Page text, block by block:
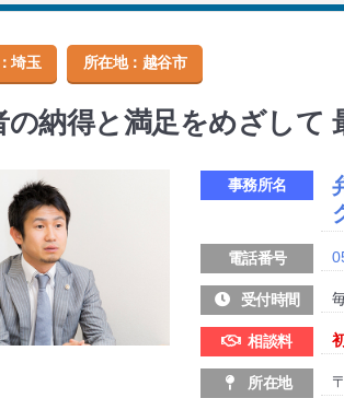
埼玉 所在地： 越谷市
の納得と満足をめざして
事務所名
電話番号
受付時間
相談料
所在地